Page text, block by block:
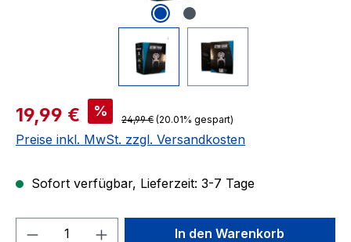
Verkaufspreis:
19,99 € % Regulärer Preis:
24,99 € (20.01% gespart)
Preise inkl. MwSt. zzgl. Versandkosten
Sofort verfügbar, Lieferzeit: 3-7 Tage
Produkt Anzahl: Gib denIn den Warenkorb